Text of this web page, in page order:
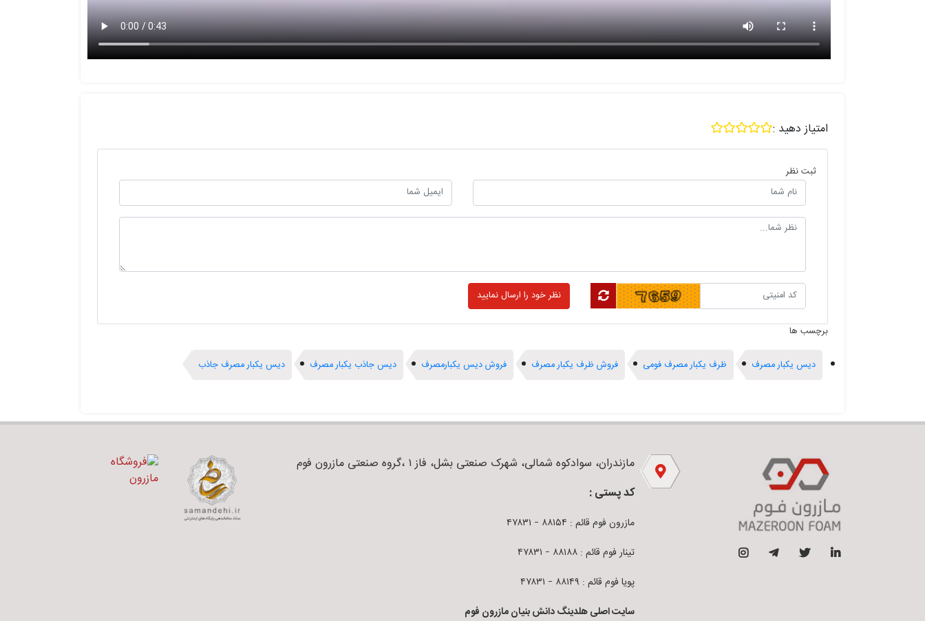
امتیاز دهید :
ثبت نظر
برچسب ها
دیس یکبار مصرف ظرف یکبار مصرف فومی فروش ظرف یکبار مصرف فروش دیس یکبارمصرف دیس جاذب یکبار مصرف دیس یکبار مصرف جاذب
مازندران، سوادکوه شمالی، شهرک صنعتی بشل، فاز ۱ ،گروه صنعتی مازرون فوم
کد پستی :
مازرون فوم قائم : ۸۸۱۵۴ – ۴۷۸۳۱
تینار فوم قائم : ۸۸۱۸۸ – ۴۷۸۳۱
پویا فوم قائم : ۸۸۱۴۹ – ۴۷۸۳۱
سایت اصلی هلدینگ دانش بنیان مازرون فوم